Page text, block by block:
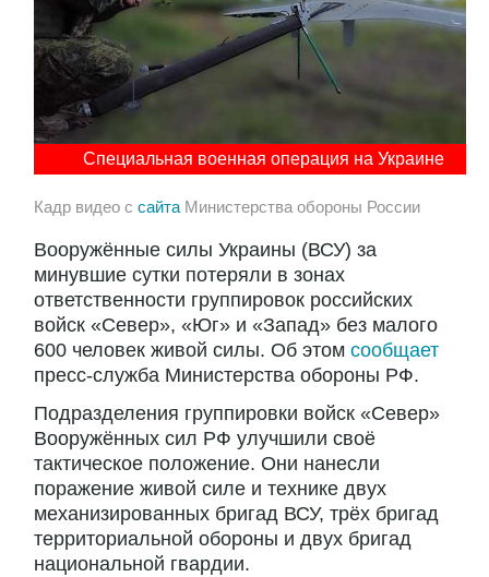
Специальная военная операция на Украине
Кадр видео с сайта Министерства обороны России
Вооружённые силы Украины (ВСУ) за
минувшие сутки потеряли в зонах
ответственности группировок российских
войск «Север», «Юг» и «Запад» без малого
600 человек живой силы. Об этом сообщает
пресс-служба Министерства обороны РФ.
Подразделения группировки войск «Север»
Вооружённых сил РФ улучшили своё
тактическое положение. Они нанесли
поражение живой силе и технике двух
механизированных бригад ВСУ, трёх бригад
территориальной обороны и двух бригад
национальной гвардии.